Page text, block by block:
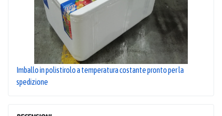
Imballo in polistirolo a temperatura costante pronto per la
spedizione